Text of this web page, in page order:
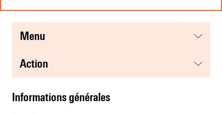
menu
action
informations générales